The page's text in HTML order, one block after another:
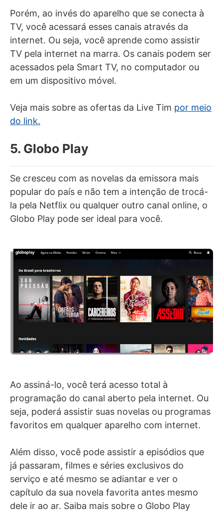
Porém, ao invés do aparelho que se conecta à
TV, você acessará esses canais através da
internet. Ou seja, você aprende como assistir
TV pela internet na marra. Os canais podem ser
acessados pela Smart TV, no computador ou
em um dispositivo móvel.
Veja mais sobre as ofertas da Live Tim por meio
do link.
5. Globo Play
Se cresceu com as novelas da emissora mais
popular do país e não tem a intenção de trocá-
la pela Netflix ou qualquer outro canal online, o
Globo Play pode ser ideal para você.
Ao assiná-lo, você terá acesso total à
programação do canal aberto pela internet. Ou
seja, poderá assistir suas novelas ou programas
favoritos em qualquer aparelho com internet.
Além disso, você pode assistir a episódios que
já passaram, filmes e séries exclusivos do
serviço e até mesmo se adiantar e ver o
capítulo da sua novela favorita antes mesmo
dele ir ao ar. Saiba mais sobre o Globo Play